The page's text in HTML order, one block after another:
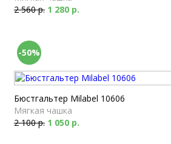
2 560 р. 1 280 р.
-50%
Бюстгальтер Milabel 10606
Мягкая чашка
2 100 р. 1 050 р.